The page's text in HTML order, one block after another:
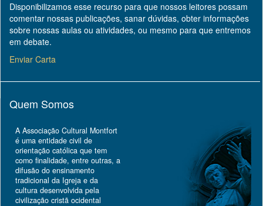
Disponibilizamos esse recurso para que nossos leitores possam
comentar nossas publicações, sanar dúvidas, obter informações
sobre nossas aulas ou atividades, ou mesmo para que entremos
em debate.
Enviar Carta
Quem Somos
A Associação Cultural Montfort
é uma entidade civil de
orientação católica que tem
como finalidade, entre outras, a
difusão do ensinamento
tradicional da Igreja e da
cultura desenvolvida pela
civilização cristã ocidental